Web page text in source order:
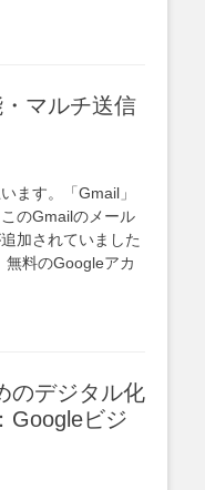
マルチ送信
ます。「Gmail」
のGmailのメール
加されていました
無料のGoogleアカ
のデジタル化
Googleビジ